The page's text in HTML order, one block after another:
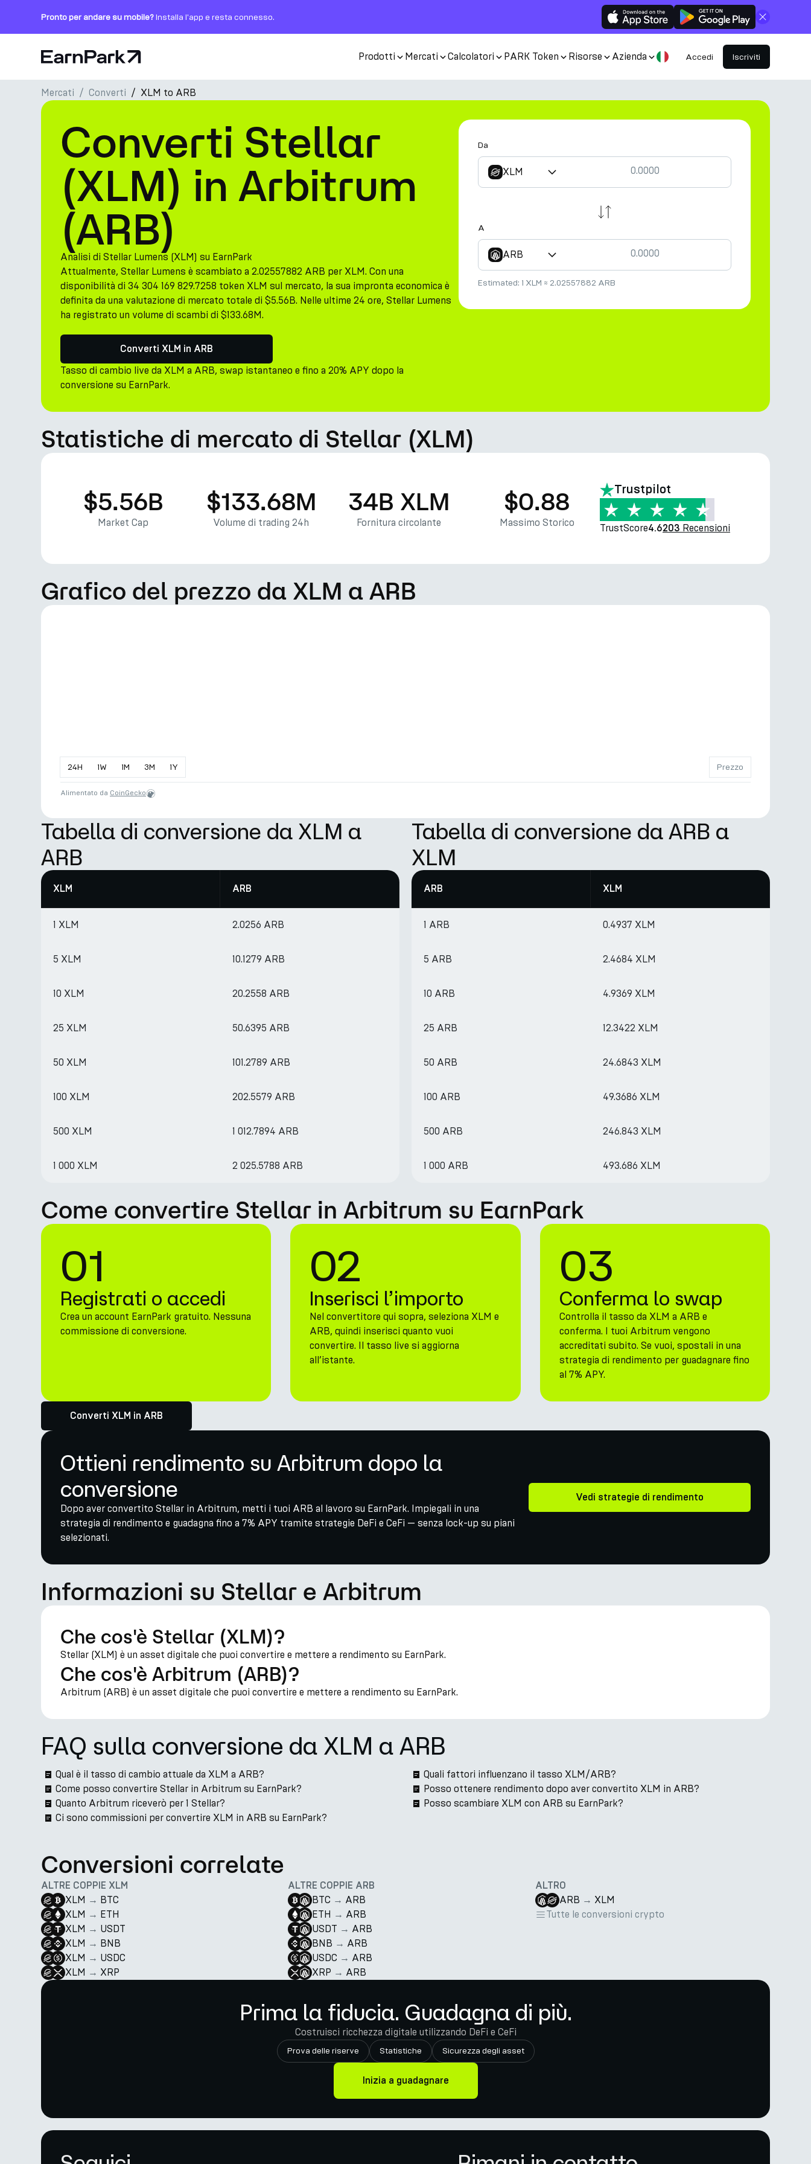
Pronto per andare su mobile?Installa l'app e resta connesso. Chiudi
Pagina principale Prodotti Mercati Calcolatori PARK Token Risorse Azienda Accedi Iscriviti
Prodotti
Mercati
Calcolatori
PARK Token
Risorse
Azienda
Mercati Converti XLM to ARB
Converti Stellar
(XLM) in Arbitrum
(ARB)
Analisi di Stellar Lumens (XLM) su EarnPark
Attualmente, Stellar Lumens è scambiato a 2.02557882 ARB per XLM. Con una
disponibilità di 34 304 169 829.7258 token XLM sul mercato, la sua impronta economica è
definita da una valutazione di mercato totale di $5.56B. Nelle ultime 24 ore, Stellar Lumens
ha registrato un volume di scambi di $133.68M.
Converti XLM in ARB
Tasso di cambio live da XLM a ARB, swap istantaneo e fino a 20% APY dopo la
conversione su EarnPark.
Da
XLM
A
ARB
Estimated: 1 XLM ≈ 2.02557882 ARB
Statistiche di mercato di Stellar (XLM)
$5.56B
Market Cap
$133.68M
Volume di trading 24h
34B XLM
Fornitura circolante
$0.88
Massimo Storico
Trustpilot
TrustScore4.6203 Recensioni
Grafico del prezzo da XLM a ARB
24H 1W 1M 3M 1Y Prezzo
Alimentato da CoinGecko
Tabella di conversione da XLM a
ARB
XLM ARB
1 XLM 2.0256 ARB
5 XLM 10.1279 ARB
10 XLM 20.2558 ARB
25 XLM 50.6395 ARB
50 XLM 101.2789 ARB
100 XLM 202.5579 ARB
500 XLM 1 012.7894 ARB
1 000 XLM 2 025.5788 ARB
Tabella di conversione da ARB a
XLM
ARB XLM
1 ARB 0.4937 XLM
5 ARB 2.4684 XLM
10 ARB 4.9369 XLM
25 ARB 12.3422 XLM
50 ARB 24.6843 XLM
100 ARB 49.3686 XLM
500 ARB 246.843 XLM
1 000 ARB 493.686 XLM
Come convertire Stellar in Arbitrum su EarnPark
01
Registrati o accedi
Crea un account EarnPark gratuito. Nessuna
commissione di conversione.
02
Inserisci l’importo
Nel convertitore qui sopra, seleziona XLM e
ARB, quindi inserisci quanto vuoi
convertire. Il tasso live si aggiorna
all’istante.
03
Conferma lo swap
Controlla il tasso da XLM a ARB e
conferma. I tuoi Arbitrum vengono
accreditati subito. Se vuoi, spostali in una
strategia di rendimento per guadagnare fino
al 7% APY.
Converti XLM in ARB
Ottieni rendimento su Arbitrum dopo la
conversione
Dopo aver convertito Stellar in Arbitrum, metti i tuoi ARB al lavoro su EarnPark. Impiegali in una
strategia di rendimento e guadagna fino a 7% APY tramite strategie DeFi e CeFi — senza lock-up su piani
selezionati.
Vedi strategie di rendimento
Informazioni su Stellar e Arbitrum
Che cos'è Stellar (XLM)?
Stellar (XLM) è un asset digitale che puoi convertire e mettere a rendimento su EarnPark.
Che cos'è Arbitrum (ARB)?
Arbitrum (ARB) è un asset digitale che puoi convertire e mettere a rendimento su EarnPark.
FAQ sulla conversione da XLM a ARB
Qual è il tasso di cambio attuale da XLM a ARB?
Come posso convertire Stellar in Arbitrum su EarnPark?
Quanto Arbitrum riceverò per 1 Stellar?
Ci sono commissioni per convertire XLM in ARB su EarnPark?
Quali fattori influenzano il tasso XLM/ARB?
Posso ottenere rendimento dopo aver convertito XLM in ARB?
Posso scambiare XLM con ARB su EarnPark?
Conversioni correlate
ALTRE COPPIE XLM
XLM → BTC
XLM → ETH
XLM → USDT
XLM → BNB
XLM → USDC
XLM → XRP
ALTRE COPPIE ARB
BTC → ARB
ETH → ARB
USDT → ARB
BNB → ARB
USDC → ARB
XRP → ARB
ALTRO
ARB → XLM
Tutte le conversioni crypto
Prima la fiducia. Guadagna di più.
Costruisci ricchezza digitale utilizzando DeFi e CeFi
Prova delle riserve Statistiche Sicurezza degli asset
Inizia a guadagnare